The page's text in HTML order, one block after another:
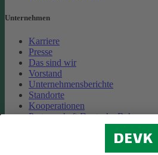
Unternehmen
Karriere
Presse
Das sind wir
Vorstand
Unternehmensberichte
Standorte
Kooperationen
Partnerschaft Deutsche Bahn